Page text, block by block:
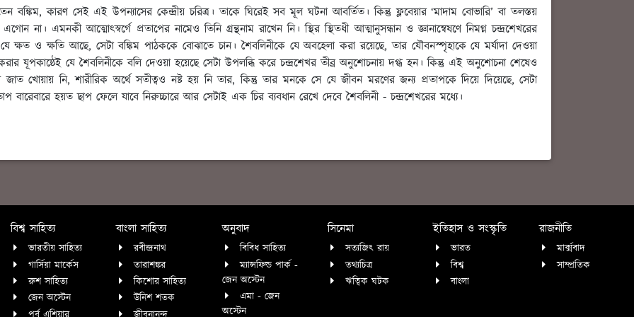
বঙ্কিম, কারণ সেই এই উপন্যাসের কেন্দ্রীয় চরিত্র। তাকে ঘিরেই সব মূল ঘটনা আবর্তিত। কিন্তু ফ্লবেয়ার ‘মাদাম বোভারি’ বা তলস্তয়
না। এমনকী আত্মোৎস্বর্গে প্রতাপের নামেও তিনি গ্রন্থনাম রাখেন নি। স্থির স্থিতধী আত্মানুসন্ধান ও জ্ঞানান্বেষণে নিমগ্ন চন্দ্রশেখরের
ক্ষত ও ক্ষতি আছে, সেটা বঙ্কিম পাঠককে বোঝাতে চান। শৈবলিনীকে যে অবহেলা করা রয়েছে, তার যৌবনস্পৃহাকে যে মর্যাদা দেওয়া
যূপকাষ্ঠেই যে শৈবলিনীকে বলি দেওয়া হয়েছে সেটা উপলব্ধি করে চন্দ্রশেখর তীব্র অনুশোচনায় দগ্ধ হন। কিন্তু এই অনুশোচনা শেষেও
খোয়ায় নি, শারীরিক অর্থে সতীত্বও নষ্ট হয় নি তার, কিন্তু তার মনকে সে যে জীবন মরণের জন্য প্রতাপকে দিয়ে দিয়েছে, সেটা
বারেবারে হয়ত ছাপ ফেলে যাবে নিরুচ্চারে আর সেটাই এক চির ব্যবধান রেখে দেবে শৈবলিনী - চন্দ্রশেখরের মধ্যে।
বিশ্ব সাহিত্য
ভারতীয় সাহিত্য
গার্সিয়া মার্কেস
রুশ সাহিত্য
জেন অস্টেন
বাংলা সাহিত্য
রবীন্দ্রনাথ
তারাশঙ্কর
কিশোর সাহিত্য
উনিশ শতক
অনুবাদ
বিবিধ সাহিত্য
ম্যান্সফিল্ড পার্ক -
জেন অস্টেন
এমা - জেন
অস্টেন
সিনেমা
সত্যজিৎ রায়
তথ্যচিত্র
ঋত্বিক ঘটক
ইতিহাস ও সংস্কৃতি
ভারত
বিশ্ব
বাংলা
রাজনীতি
মার্ক্সবাদ
সাম্প্রতিক